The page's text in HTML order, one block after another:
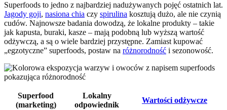
Superfoods to jedno z najbardziej nadużywanych pojęć ostatnich lat.
Jagody goji, nasiona chia czy spirulina kosztują dużo, ale nie czynią
cudów. Najnowsze badania dowodzą, że lokalne produkty – takie
jak kapusta, buraki, kasze – mają podobną lub wyższą wartość
odżywczą, a są o wiele bardziej przystępne. Zamiast kupować
„egzotyczne” superfoods, postaw na różnorodność i sezonowość.
Superfood
(marketing)
Lokalny
odpowiednik
Wartości odżywcze